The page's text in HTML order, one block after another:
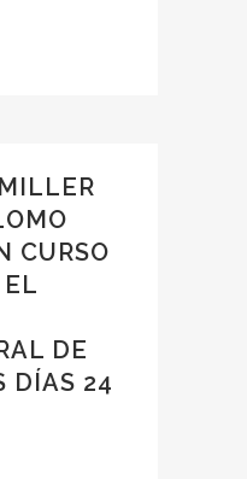
CURSO
DE
DÍAS 24